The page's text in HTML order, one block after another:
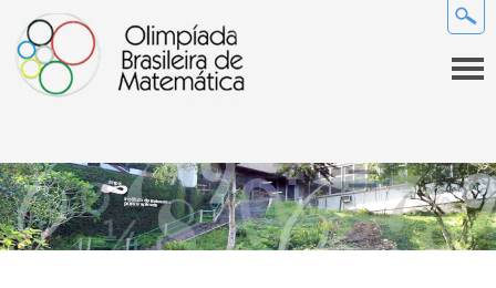
QUEM SOMOS
A OBM
INFORMAÇÕES GERAIS